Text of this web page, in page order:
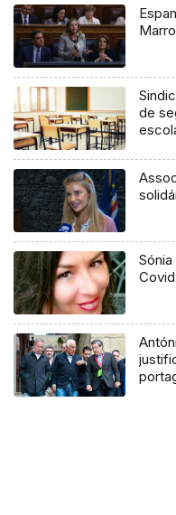
de